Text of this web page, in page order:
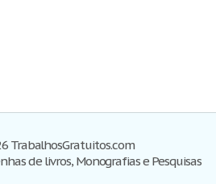
TrabalhosGratuitos.com
de livros, Monografias e Pesquisas